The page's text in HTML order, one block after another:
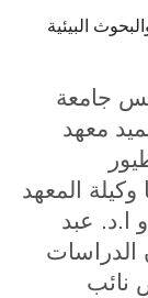
الموظفون
البيئية
جامعة
معهد
المعهد
ا.د. عبد
الدراسات
نائب